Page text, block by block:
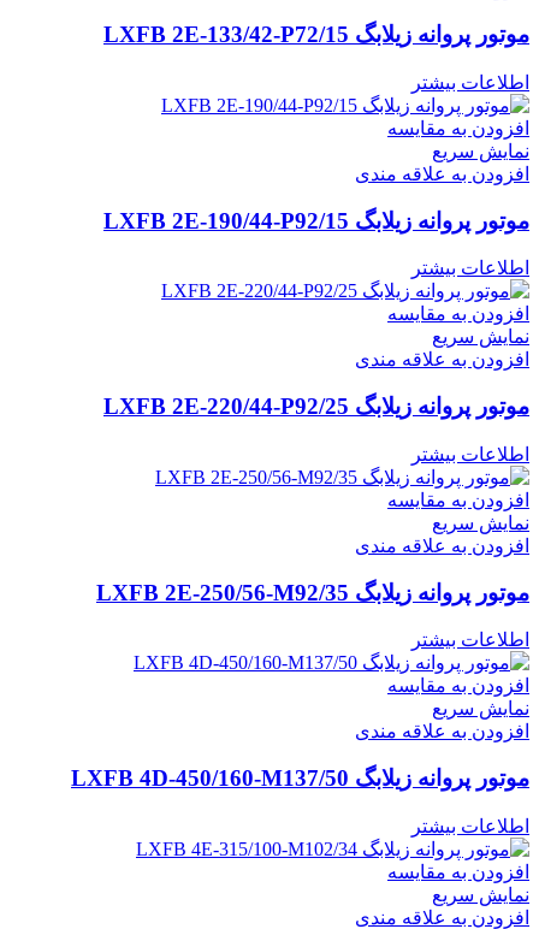
موتور پروانه زیلابگ LXFB 2E-133/42-P72/15
اطلاعات بیشتر
افزودن به مقایسه
نمایش سریع
افزودن به علاقه مندی
موتور پروانه زیلابگ LXFB 2E-190/44-P92/15
اطلاعات بیشتر
افزودن به مقایسه
نمایش سریع
افزودن به علاقه مندی
موتور پروانه زیلابگ LXFB 2E-220/44-P92/25
اطلاعات بیشتر
افزودن به مقایسه
نمایش سریع
افزودن به علاقه مندی
موتور پروانه زیلابگ LXFB 2E-250/56-M92/35
اطلاعات بیشتر
افزودن به مقایسه
نمایش سریع
افزودن به علاقه مندی
موتور پروانه زیلابگ LXFB 4D-450/160-M137/50
اطلاعات بیشتر
افزودن به مقایسه
نمایش سریع
افزودن به علاقه مندی